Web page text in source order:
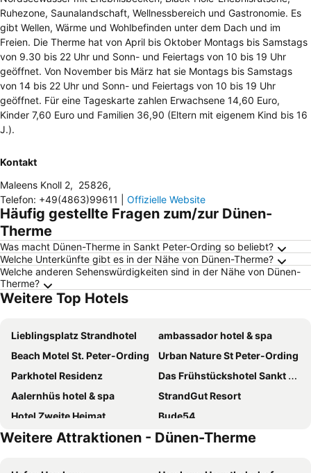
Ruhezone, Saunalandschaft, Wellnessbereich und Gastronomie. Es
gibt Wellen, Wärme und Wohlbefinden unter dem Dach und im
Freien. Die Therme hat von April bis Oktober Montags bis Samstags
von 9.30 bis 22 Uhr und Sonn- und Feiertags von 10 bis 19 Uhr
geöffnet. Von November bis März hat sie Montags bis Samstags
von 14 bis 22 Uhr und Sonn- und Feiertags von 10 bis 19 Uhr
geöffnet. Für eine Tageskarte zahlen Erwachsene 14,60 Euro,
Kinder 7,60 Euro und Familien 36,90 (Eltern mit eigenem Kind bis 16
J.).
Kontakt
Maleens Knoll 2, 25826,
Telefon: +49(4863)99611 Offizielle Website
Häufig gestellte Fragen zum/zur Dünen-
Therme
Was macht Dünen-Therme in Sankt Peter-Ording so beliebt?
Welche Unterkünfte gibt es in der Nähe von Dünen-Therme?
Welche anderen Sehenswürdigkeiten sind in der Nähe von Dünen-
Therme?
Weitere Top Hotels
Lieblingsplatz Strandhotel
ambassador hotel & spa
Beach Motel St. Peter-Ording
Urban Nature St Peter-Ording
Parkhotel Residenz
Das Frühstückshotel Sankt Peter-Ording
Aalernhüs hotel & spa
StrandGut Resort
Hotel Zweite Heimat
Bude54
Hotel kleine Auszeit
Hotel Das kleine Glück - Adults Only
Weitere Attraktionen - Dünen-Therme